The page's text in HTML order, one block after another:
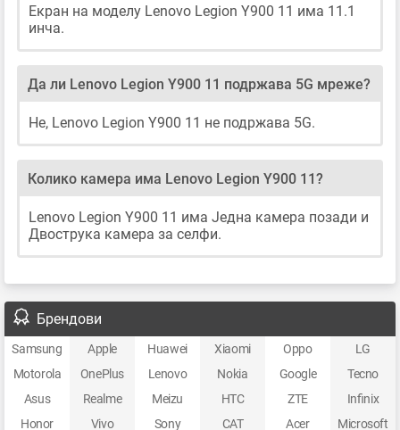
Екран на моделу Lenovo Legion Y900 11 има 11.1
инча.
Да ли Lenovo Legion Y900 11 подржава 5G мреже?
Не, Lenovo Legion Y900 11 не подржава 5G.
Колико камера има Lenovo Legion Y900 11?
Lenovo Legion Y900 11 има Једна камера позади и
Двострука камера за селфи.
Брендови
Samsung Apple Huawei Xiaomi Oppo
LG
Motorola
OnePlus Lenovo Nokia Google
Tecno
Asus
Realme Meizu HTC ZTE
Infinix
Honor
Vivo Sony CAT Acer
Microsoft